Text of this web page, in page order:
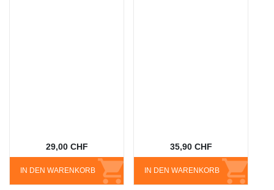
IN DEN WARENKORB
29,00 CHF
IN DEN WARENKORB
35,90 CHF